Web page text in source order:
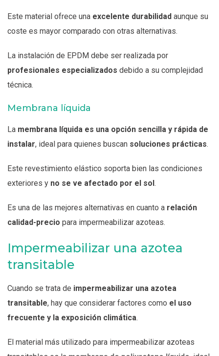
Este material ofrece una excelente durabilidad aunque su
coste es mayor comparado con otras alternativas.
La instalación de EPDM debe ser realizada por
profesionales especializados debido a su complejidad
técnica.
Membrana líquida
La membrana líquida es una opción sencilla y rápida de
instalar, ideal para quienes buscan soluciones prácticas.
Este revestimiento elástico soporta bien las condiciones
exteriores y no se ve afectado por el sol.
Es una de las mejores alternativas en cuanto a relación
calidad-precio para impermeabilizar azoteas.
Impermeabilizar una azotea
transitable
Cuando se trata de impermeabilizar una azotea
transitable, hay que considerar factores como el uso
frecuente y la exposición climática.
El material más utilizado para impermeabilizar azoteas